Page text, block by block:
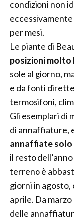
condizioni non
per mesi.
Le piante di
posizioni molto
sole al giorno,
e da fonti
termosifoni,
Gli esemplari di
di annaffiature,
annaffiate solo
il resto
terreno è
giorni in agosto,
aprile. Da
delle